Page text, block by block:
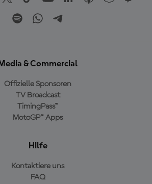
Media & Commercial
Offizielle Sponsoren
TV Broadcast
TimingPass™
MotoGP™ Apps
Hilfe
Kontaktiere uns
FAQ